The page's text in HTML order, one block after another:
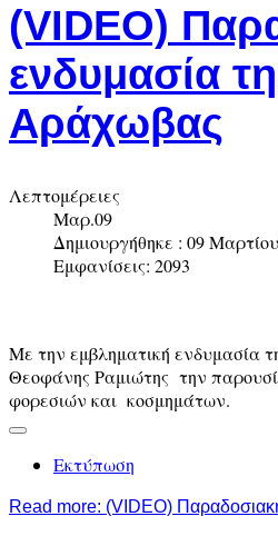
(VIDEO)
ενδυμασία
Αράχωβας
Λεπτομέρειες
Μαρ.09
Δημιουργήθηκε : 09
Εμφανίσεις: 2093
Με την εμβληματική ενδυμασία
Θεοφάνης Ραμιώτης την
φορεσιών και κοσμημάτων.
Εκτύπωση
Read more: (VIDEO)